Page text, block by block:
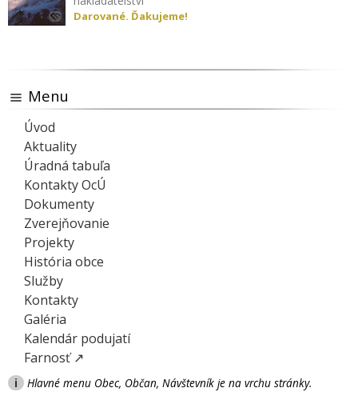
Darované. Ďakujeme!
Menu
Úvod
Aktuality
Úradná tabuľa
Kontakty OcÚ
Dokumenty
Zverejňovanie
Projekty
História obce
Služby
Kontakty
Galéria
Kalendár podujatí
Farnosť ↗
i Hlavné menu Obec, Občan, Návštevník je na vrchu stránky.